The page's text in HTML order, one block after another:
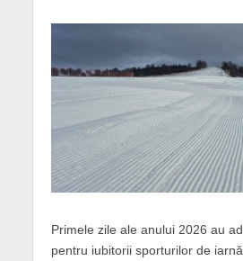
Primele zile ale anului 2026 au
pentru iubitorii sporturilor de